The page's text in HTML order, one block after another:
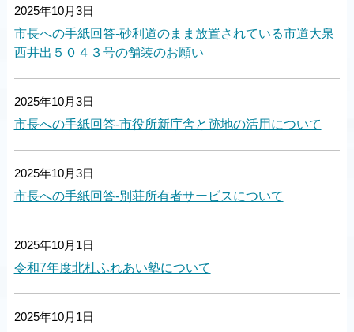
2025年10月3日
市長への手紙回答-砂利道のまま放置されている市道大泉
西井出５０４３号の舗装のお願い
2025年10月3日
市長への手紙回答-市役所新庁舎と跡地の活用について
2025年10月3日
市長への手紙回答-別荘所有者サービスについて
2025年10月1日
令和7年度北杜ふれあい塾について
2025年10月1日